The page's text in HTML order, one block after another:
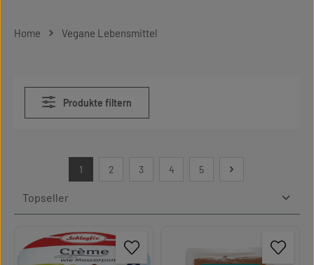
Home Vegane Lebensmittel
Produkte filtern
Seite
1
Seite
2
Seite
3
Seite
4
Seite
5